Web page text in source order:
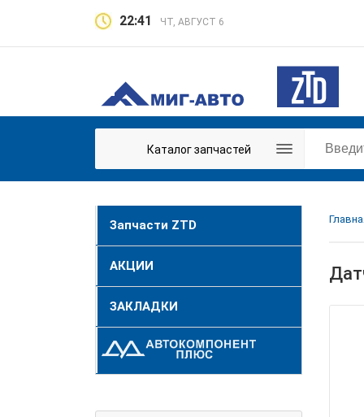
22:41 ЧТ, АВГУСТ 6
Каталог запчастей
Запчасти ZTD
АКЦИИ
ЗАКЛАДКИ